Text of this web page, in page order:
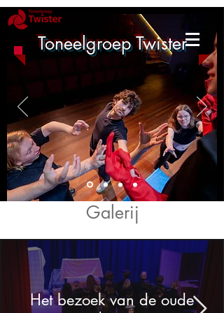
Toneelgroep Twister
Galerij
Het bezoek van de oude